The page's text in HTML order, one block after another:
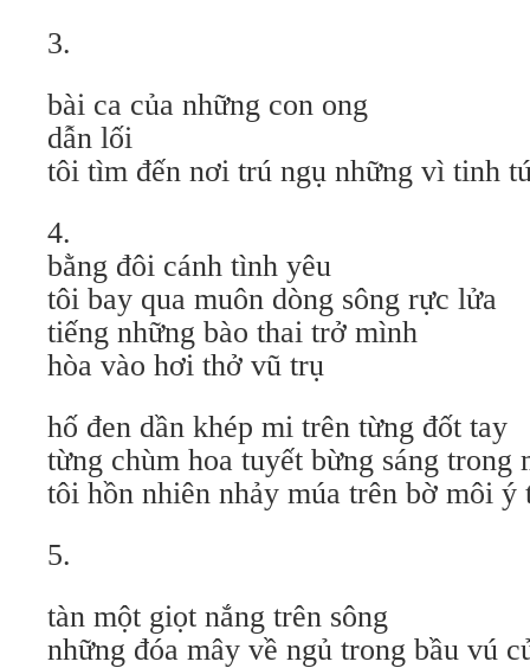
3.
bài ca của những con ong
dẫn lối
tôi tìm đến nơi trú ngụ những vì tinh
4.
bằng đôi cánh tình yêu
tôi bay qua muôn dòng sông rực lửa
tiếng những bào thai trở mình
hòa vào hơi thở vũ trụ
hố đen dần khép mi trên từng đốt tay
từng chùm hoa tuyết bừng sáng trong
tôi hồn nhiên nhảy múa trên bờ môi ý
5.
tàn một giọt nắng trên sông
những đóa mây về ngủ trong bầu vú